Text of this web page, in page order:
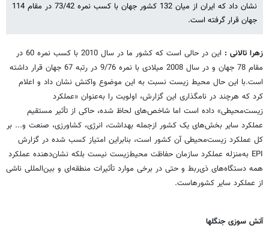
نشان داد که ایران از میان 132 کشور جهان با کسب نمره 73/42 در مقام 114
جهان قرار گرفته است.
زهرا تالانی :
این در حالی است که کشور ما در سال 2010 با کسب نمره 60 در
مقام 78 جهان و در سال 2008 میلادی با نمره 9/76 در رتبه 67 جهان قرار داشته
است.با این حال محیط زیست نسبت به این موضوع واکنش نشان داد و اعلام
کرد که هرچند در نامگذاری این گزارش، اولویت را به‌عنوان «عملکرد
زیست‌محیطی» داده است اما شاخص‌های لحاظ شده، حاکی از تأثیر مستقیم
عملکرد سایر بخش‌های یک کشور ازجمله بهداشت، انرژی، کشاورزی، صنعت و... بر
کل عملکرد زیست‌محیطی آن کشور است، بنابراین امتیاز کسب شده در گزارش
EPI به‌منزله عملکرد سازمان حفاظت محیط‌زیست نیست بلکه نشان‌دهنده عملکرد
همه دستگاه‌های ذی‌ربط و حتی در برخی موارد تأثیرات منطقه‌ای و بین‌المللی ناشی
از عملکرد سایر کشورهاست.
آتش سوزی جنگلها